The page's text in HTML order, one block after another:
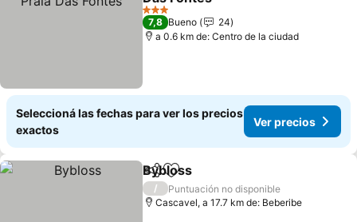
3 Estrellas
7,8 Bueno
24
a 0.6 km de: Centro de la ciudad
Seleccioná las fechas para ver los precios
exactos
Ver precios
CompartirAñadir a favoritos
Bybloss
/
Puntuación no disponible
Cascavel, a 17.7 km de: Beberibe